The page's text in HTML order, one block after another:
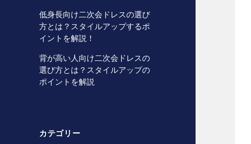
低身長向け二次会ドレスの選び
方とは？スタイルアップするポ
イントを解説！
背が高い人向け二次会ドレスの
選び方とは？スタイルアップの
ポイントを解説
カテゴリー